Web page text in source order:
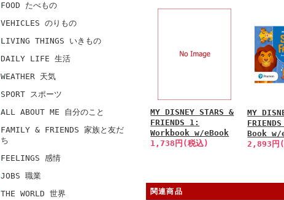
FOOD たべもの
VEHICLES のりもの
LIVING THINGS いきもの
DAILY LIFE 生活
WEATHER 天気
SPORT スポーツ
ALL ABOUT ME 自分のこと
FAMILY & FRIENDS 家族と友だ
ち
FEELINGS 感情
JOBS 職業
THE WORLD 世界
MY DISNEY STARS &
FRIENDS 1:
Workbook w/eBook
1,738円(税込)
MY
Book w/
2,893円
関連商品